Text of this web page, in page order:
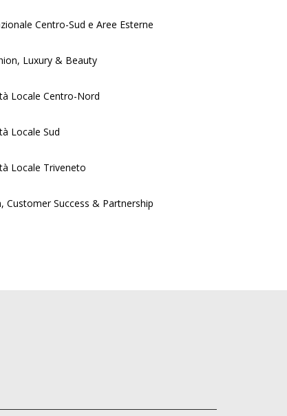
Centro-Sud e Aree Esterne
Luxury & Beauty
Locale Centro-Nord
Locale Sud
Locale Triveneto
Customer Success & Partnership